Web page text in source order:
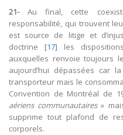
21-Au final, cette
responsabilité, qui trouvent
est source de litige et
doctrine [17] les
auxquelles renvoie toujours
aujourd’hui dépassées car
transporteur mais le
Convention de Montréal de
aériens communautaires»
supprime tout plafond de
corporels.